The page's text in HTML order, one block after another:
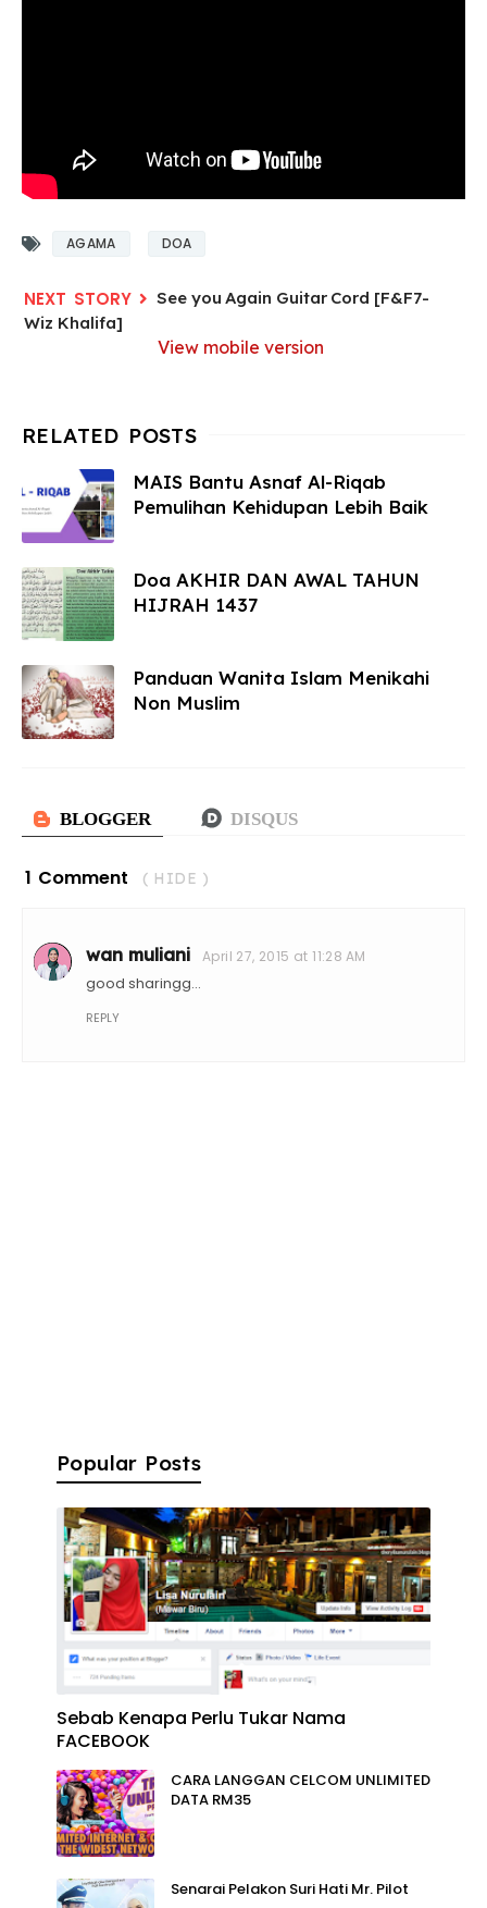
AGAMA DOA
See you Again Guitar Cord [F&F7-
Wiz Khalifa]
View mobile version
MAIS Bantu Asnaf Al-Riqab
Pemulihan Kehidupan Lebih Baik
Doa AKHIR DAN AWAL TAHUN
HIJRAH 1437
Panduan Wanita Islam Menikahi
Non Muslim
1 Comment ( HIDE )
wan muliani April 27, 2015 at 11:28 AM
good sharingg...
REPLY
Popular Posts
Sebab Kenapa Perlu Tukar Nama
FACEBOOK
CARA LANGGAN CELCOM UNLIMITED
DATA RM35
Senarai Pelakon Suri Hati Mr. Pilot